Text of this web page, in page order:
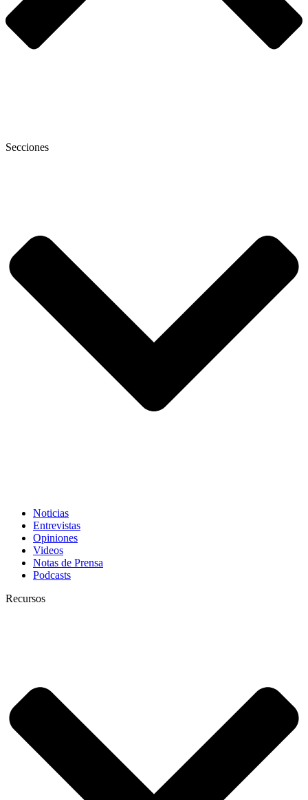
Secciones
Noticias
Entrevistas
Opiniones
Videos
Notas de Prensa
Podcasts
Recursos